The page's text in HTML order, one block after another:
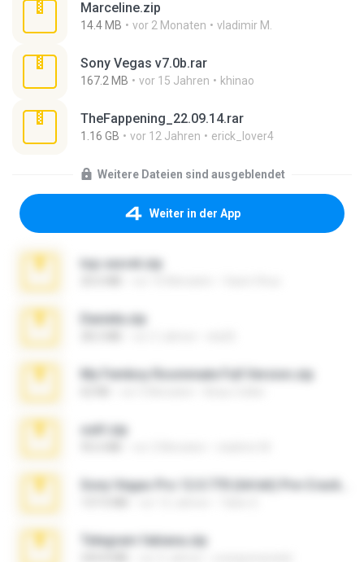
Marceline.zip
14.4 MB vor 2 Monaten vladimir M.
Sony Vegas v7.0b.rar
167.2 MB vor 15 Jahren khinao
TheFappening_22.09.14.rar
1.16 GB vor 12 Jahren erick_lover4
Weitere Dateien sind ausgeblendet
Weiter in der App
top secret.zip
Daniela.zip
My Femboy Roommate Full Version.zip
ouh!.zip
Telegram fabiana.zip